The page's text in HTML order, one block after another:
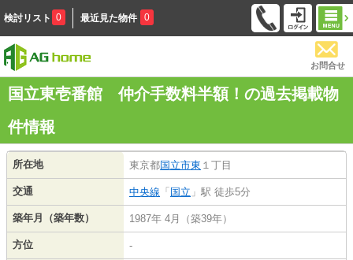
検討リスト 0 最近見た物件 0
お問合せ
国立東壱番館 仲介手数料半額！の過去掲載物
件情報
所在地 東京都国立市東 １丁目
交通 中央線 「 国立 」駅 徒歩5分
築年月（築年数） 1987年 4月（築39年）
方位 -